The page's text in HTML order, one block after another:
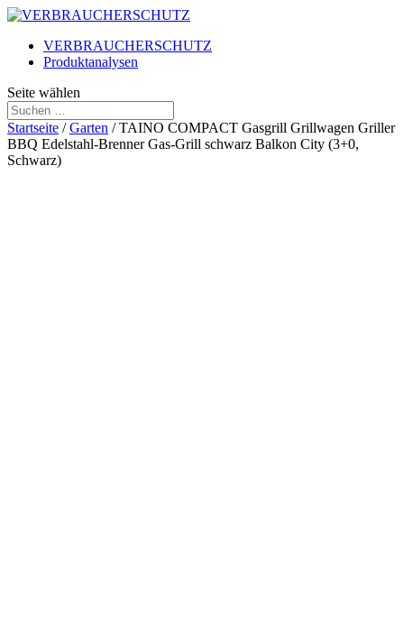
VERBRAUCHERSCHUTZ
Produktanalysen
Seite wählen
Startseite /Garten / TAINO COMPACT Gasgrill Grillwagen Griller
BBQ Edelstahl-Brenner Gas-Grill schwarz Balkon City (3+0,
Schwarz)